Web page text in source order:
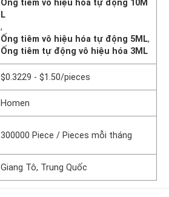
Ống tiêm vô hiệu hóa tự động 10M
L
,
Ống tiêm vô hiệu hóa tự động 5ML,
Ống tiêm tự động vô hiệu hóa 3ML
$0.3229 - $1.50/pieces
Homen
300000 Piece / Pieces mỗi tháng
Giang Tô, Trung Quốc